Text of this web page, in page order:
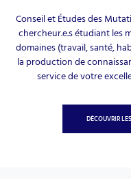
Conseil et Études des
chercheur.e.s étudiant les
domaines (travail, santé,
la production de
service de votre
DÉCOUVRIR